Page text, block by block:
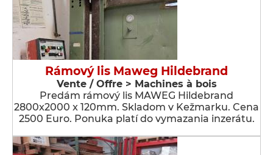
Rámový lis Maweg Hildebrand
Vente / Offre > Machines à bois
Predám rámový lis MAWEG Hildebrand
2800x2000 x 120mm. Skladom v Kežmarku. Cena
2500 Euro. Ponuka platí do vymazania inzerátu.